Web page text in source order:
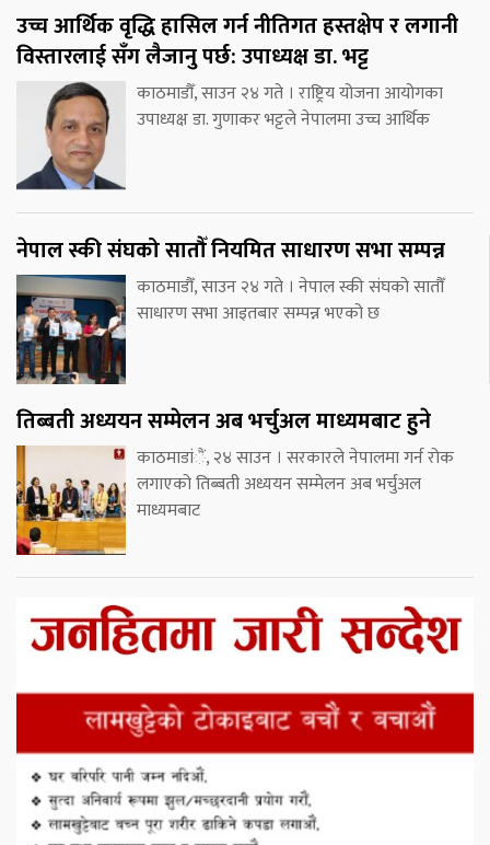
उच्च आर्थिक वृद्धि हासिल गर्न नीतिगत हस्तक्षेप र लगानी
विस्तारलाई सँग लैजानु पर्छ: उपाध्यक्ष डा. भट्ट
काठमाडौँ, साउन २४ गते । राष्ट्रिय योजना आयोगका
उपाध्यक्ष डा. गुणाकर भट्टले नेपालमा उच्च आर्थिक
नेपाल स्की संघको सातौँ नियमित साधारण सभा सम्पन्न
काठमाडौँ, साउन २४ गते । नेपाल स्की संघको सातौँ
साधारण सभा आइतबार सम्पन्न भएको छ
तिब्बती अध्ययन सम्मेलन अब भर्चुअल माध्यमबाट हुने
काठमाडांैं, २४ साउन । सरकारले नेपालमा गर्न रोक
लगाएको तिब्बती अध्ययन सम्मेलन अब भर्चुअल
माध्यमबाट